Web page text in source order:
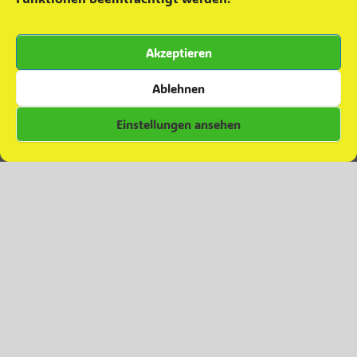
Akzeptieren
Ablehnen
Einstellungen ansehen
22. November 2025
Zuwachs für die Einsatzabteilung 28. September 2025
Besuch in Colbitz 7. Juni 2025
Kommentare zu Beiträgen